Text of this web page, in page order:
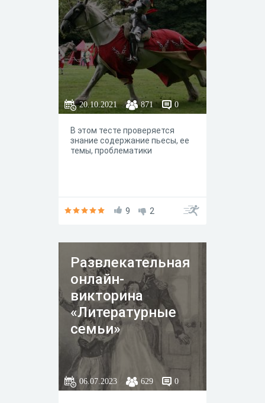
20.10.2021 871 0
В этом тесте проверяется
знание содержание пьесы, ее
темы, проблематики
9 2
Развлекательная
онлайн-
викторина
«Литературные
семьи»
06.07.2023 629 0